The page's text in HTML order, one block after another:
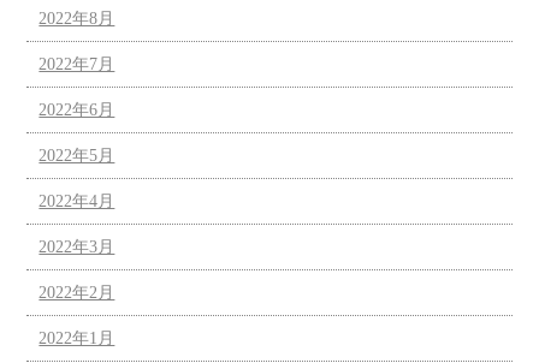
2022年8月
2022年7月
2022年6月
2022年5月
2022年4月
2022年3月
2022年2月
2022年1月